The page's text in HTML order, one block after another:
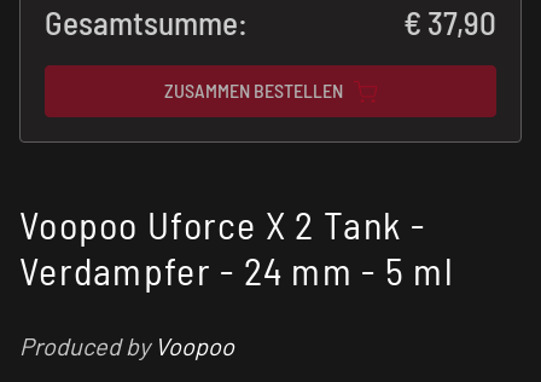
Gesamtsumme: € 37,90
ZUSAMMEN BESTELLEN
Voopoo Uforce X 2 Tank -
Verdampfer - 24 mm - 5 ml
Produced by Voopoo